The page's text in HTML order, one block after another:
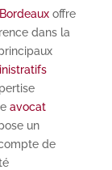
offre
dans la
avocat
un
de